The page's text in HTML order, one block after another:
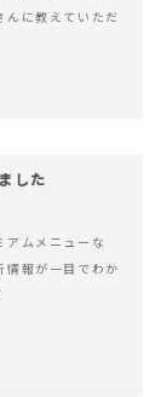
んに教えていただ
した
アムメニューな
情報が一目でわか